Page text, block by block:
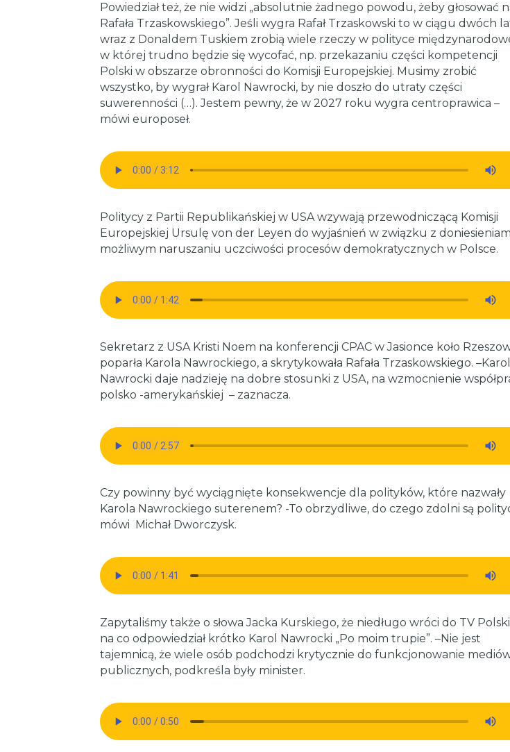
Powiedział też, że nie widzi „absolutnie żadnego powodu, żeby głosować
Rafała Trzaskowskiego”. Jeśli wygra Rafał Trzaskowski to w ciągu dwóch
wraz z Donaldem Tuskiem zrobią wiele rzeczy w polityce
w której trudno będzie się wycofać, np. przekazaniu części kompetencji
Polski w obszarze obronności do Komisji Europejskiej. Musimy zrobić
wszystko, by wygrał Karol Nawrocki, by nie doszło do utraty części
suwerenności (…). Jestem pewny, że w 2027 roku wygra centroprawica –
mówi europoseł.
Politycy z Partii Republikańskiej w USA wzywają przewodniczącą Komisji
Europejskiej Ursulę von der Leyen do wyjaśnień w związku z
możliwym naruszaniu uczciwości procesów demokratycznych w Polsce.
Sekretarz z USA Kristi Noem na konferencji CPAC w Jasionce koło
poparła Karola Nawrockiego, a skrytykowała Rafała Trzaskowskiego. –Karol
Nawrocki daje nadzieję na dobre stosunki z USA, na wzmocnienie
polsko -amerykańskiej – zaznacza.
Czy powinny być wyciągnięte konsekwencje dla polityków, które nazwały
Karola Nawrockiego suterenem? -To obrzydliwe, do czego zdolni są
mówi Michał Dworczysk.
Zapytaliśmy także o słowa Jacka Kurskiego, że niedługo wróci do TV
na co odpowiedział krótko Karol Nawrocki „Po moim trupie”. –Nie jest
tajemnicą, że wiele osób podchodzi krytycznie do funkcjonowanie
publicznych, podkreśla były minister.